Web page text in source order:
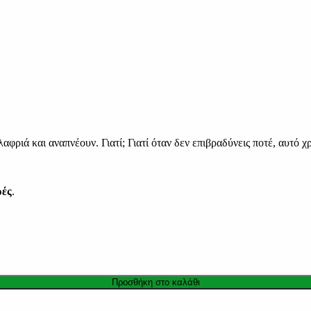
και αναπνέουν. Γιατί; Γιατί όταν δεν επιβραδύνεις ποτέ, αυτό
.
Προσθήκη στο καλάθι